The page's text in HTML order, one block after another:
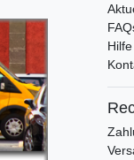
Hilfe